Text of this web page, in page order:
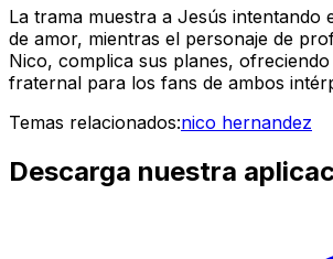
La trama muestra a Jesús intentando
de amor, mientras el personaje de
Nico, complica sus planes,
fraternal para los fans de ambos
Temas relacionados:nico hernandez
Descarga nuestra